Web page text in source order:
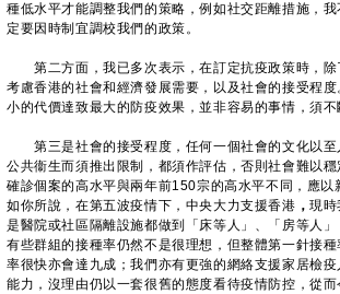
種低水平才能調整我們的策略，例如社交距離措施，
定要因時制宜調校我們的政策。
第二方面，我已多次表示，在訂定抗疫政策時，除
考慮香港的社會和經濟發展需要，以及社會的接受程
小的代價達致最大的防疫效果，並非容易的事情，須不
第三是社會的接受程度，任何一個社會的文化以至
公共衞生而須推出限制，都須作評估，否則社會難以
確診個案的高水平與兩年前150宗的高水平不同，應以
如你所說，在第五波疫情下，中央大力支援香港 ，現時
是醫院或社區隔離設施都做到「床等人」、「房等人
有些群組的接種率仍然不是很理想，但整體第一針接
率很快亦會達九成；我們亦有更強的網絡支援家居檢
能力，沒理由仍以一套很舊的態度看待疫情防控，從